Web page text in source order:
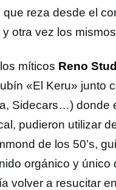
que reza desde el
otra vez los
míticos Reno
«El Keru» junto
Sidecars…) donde
pudieron utilizar
de los 50’s,
orgánico y
volver a resucitar